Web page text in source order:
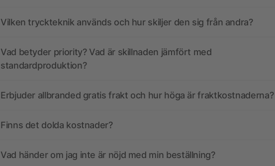
Vilken tryckteknik används och hur skiljer den sig från andra?
Vad betyder priority? Vad är skillnaden jämfört med
standardproduktion?
Erbjuder allbranded gratis frakt och hur höga är fraktkostnaderna?
Finns det dolda kostnader?
Vad händer om jag inte är nöjd med min beställning?